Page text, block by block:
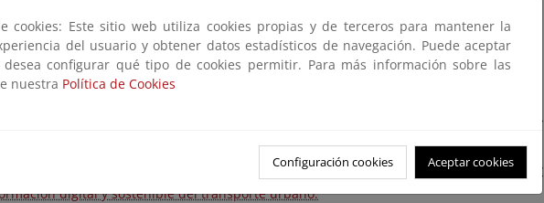
Estatal por la Bicicleta
30. Manual “Nuevos límites de velocidad en vías urbanas y travesías”.
Agenda Urbana Española: la ciudad de proximidad
Programa de ayudas a municipios para la implantación de zonas de bajas emisiones y
digital y sostenible del transporte urbano.
cookies: Este sitio web utiliza cookies propias y de terceros para mantener la
del usuario y obtener datos estadísticos de navegación. Puede aceptar
configurar qué tipo de cookies permitir. Para más información sobre las
nuestra Política de Cookies
Configuración cookies Aceptar cookies